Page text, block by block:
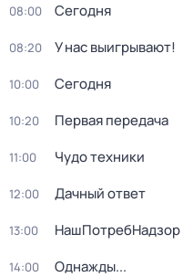
08:00 Сегодня
08:20 У нас выигрывают!
10:00 Сегодня
10:20 Первая передача
11:00 Чудо техники
12:00 Дачный ответ
13:00 НашПотребНадзор
14:00 Однажды...